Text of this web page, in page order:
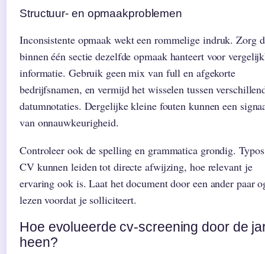
Structuur- en opmaakproblemen
Inconsistente opmaak wekt een rommelige indruk. Zorg
binnen één sectie dezelfde opmaak hanteert voor
informatie. Gebruik geen mix van full en afgekorte
bedrijfsnamen, en vermijd het wisselen tussen
datumnotaties. Dergelijke kleine fouten kunnen een
van onnauwkeurigheid.
Controleer ook de spelling en grammatica grondig.
CV kunnen leiden tot directe afwijzing, hoe relevant je
ervaring ook is. Laat het document door een ander paar
lezen voordat je solliciteert.
Hoe evolueerde cv-screening door de
heen?